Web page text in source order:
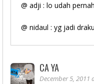
@ adji : lo udah
@ nidaul : yg jadi
CA YA
December 5, 2011